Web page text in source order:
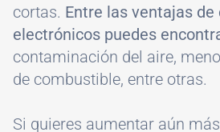
cortas. Entre las ventajas
electrónicos puedes
contaminación del aire,
de combustible, entre otras.
Si quieres aumentar aún